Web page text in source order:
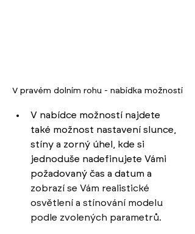
V pravém dolním rohu - nabídka možností
V nabídce možností najdete
také možnost nastavení slunce,
stíny a zorný úhel, kde si
jednoduše nadefinujete Vámi
požadovaný čas a datum a
zobrazí se Vám realistické
osvětlení a stínování modelu
podle zvolených parametrů.